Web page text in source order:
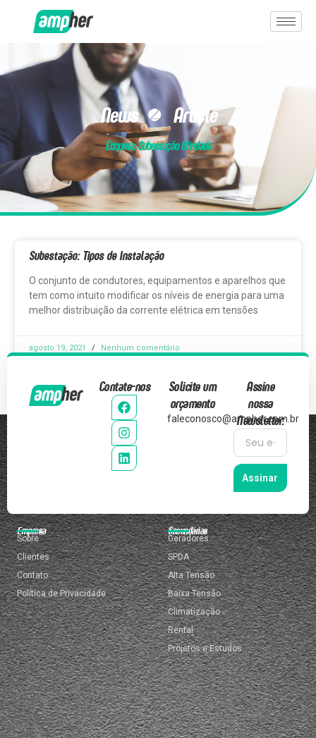
News & Article
Etiqueta: Subestação Blindada
Subestação: Tipos de Instalação
O conjunto de condutores, equipamentos e aparelhos que
tem como intuito modificar os níveis de energia para uma
melhor distribuição da corrente elétrica em tensões
agosto 19, 2021 Nenhum comentário
Contate-nos
Solicite um
orçamento
faleconosco@ampher.com.br
Assine
nossa
Newsletter:
Assinar
Empresa
Sobre
Clientes
Contato
Política de Privacidade
Secundárias
Geradores
SPDA
Alta Tensão
Baixa Tensão
Climatização
Rental
Projetos e Estudos